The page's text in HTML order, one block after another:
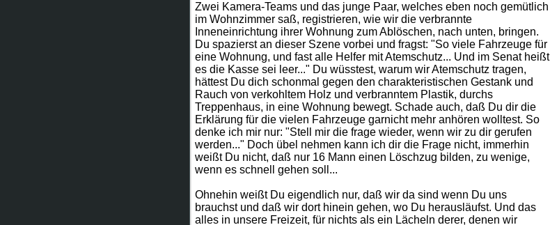
Zwei Kamera-Teams und das junge Paar, welches eben noch gemütlich
im Wohnzimmer saß, registrieren, wie wir die verbrannte
Inneneinrichtung ihrer Wohnung zum Ablöschen, nach unten, bringen.
Du spazierst an dieser Szene vorbei und fragst: "So viele Fahrzeuge für
eine Wohnung, und fast alle Helfer mit Atemschutz... Und im Senat heißt
es die Kasse sei leer..." Du wüsstest, warum wir Atemschutz tragen,
hättest Du dich schonmal gegen den charakteristischen Gestank und
Rauch von verkohltem Holz und verbranntem Plastik, durchs
Treppenhaus, in eine Wohnung bewegt. Schade auch, daß Du dir die
Erklärung für die vielen Fahrzeuge garnicht mehr anhören wolltest. So
denke ich mir nur: "Stell mir die frage wieder, wenn wir zu dir gerufen
werden..." Doch übel nehmen kann ich dir die Frage nicht, immerhin
weißt Du nicht, daß nur 16 Mann einen Löschzug bilden, zu wenige,
wenn es schnell gehen soll...
Ohnehin weißt Du eigendlich nur, daß wir da sind wenn Du uns
brauchst und daß wir dort hinein gehen, wo Du herausläufst. Und das
alles in unsere Freizeit, für nichts als ein Lächeln derer, denen wir